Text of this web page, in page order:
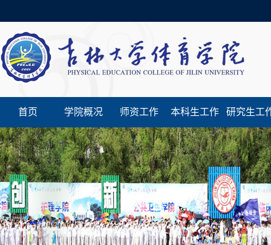
首页 学院概况 师资工作 本科生工作 研究生工